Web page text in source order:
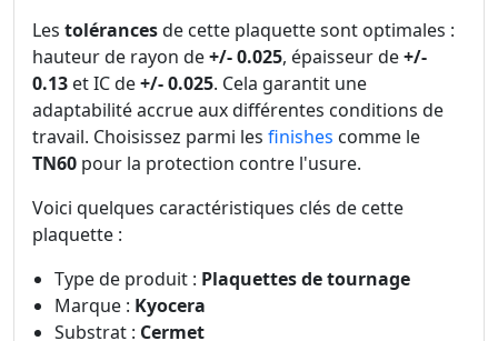
Les tolérancesde cette plaquette sont optimales :
hauteur de rayon de+/- 0.025, épaisseur de+/-
0.13 et IC de+/- 0.025. Cela garantit une
adaptabilité accrue aux différentes conditions de
travail. Choisissez parmi les finishes comme le
TN60 pour la protection contre l'usure.
Voici quelques caractéristiques clés de cette
plaquette :
Type de produit : Plaquettes de tournage
Marque : Kyocera
Substrat : Cermet